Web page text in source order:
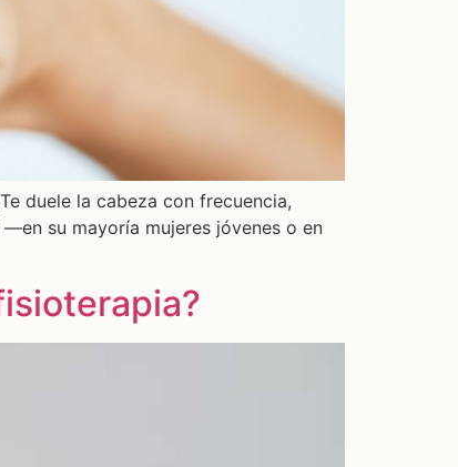
duele la cabeza con frecuencia,
su mayoría mujeres jóvenes o en